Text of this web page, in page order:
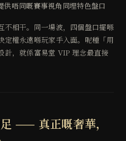
供唔同嘅賽事視角同埋特色盤口
不相干。同一場波，四個盤口擺喺
定權永遠喺玩家手入面。呢種「用
計，就係富易堂 VIP 理念最直接
—— 真正嘅奢華，